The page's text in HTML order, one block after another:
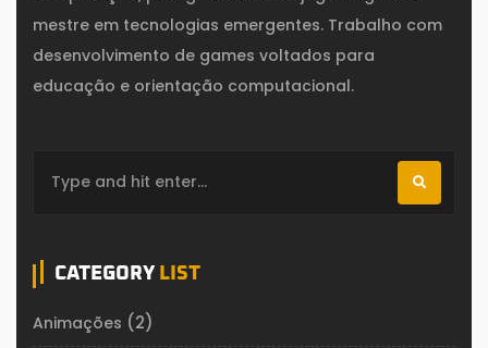
mestre em tecnologias emergentes. Trabalho com
desenvolvimento de games voltados para
educação e orientação computacional.
CATEGORY LIST
Animações (2)